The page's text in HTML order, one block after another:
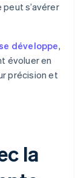
s’avérer
développe,
évoluer en
précision et
la